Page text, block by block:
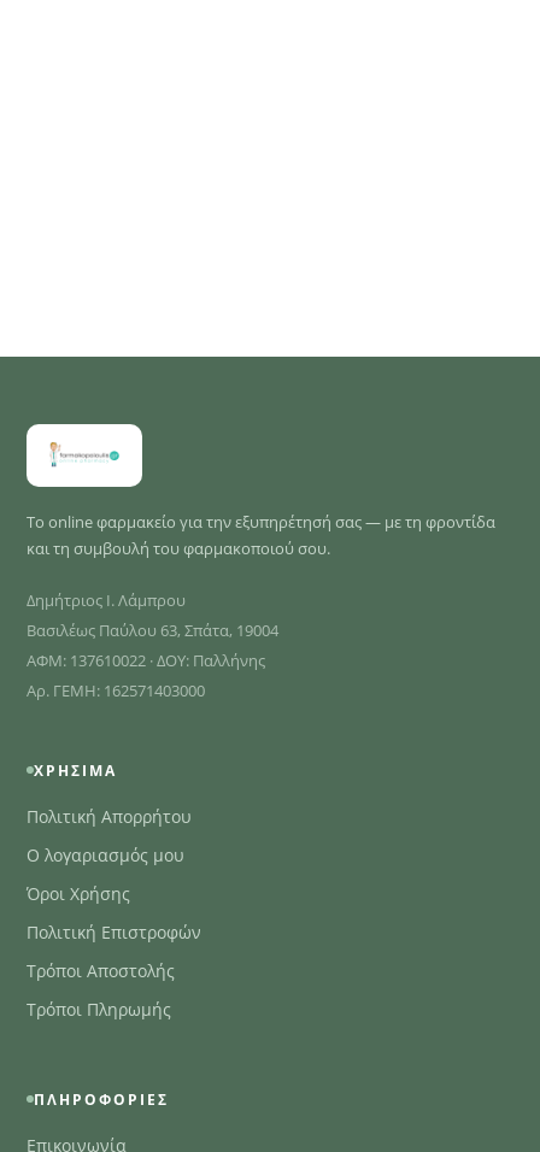
Το online φαρμακείο για την εξυπηρέτησή σας — με τη φροντίδα
και τη συμβουλή του φαρμακοποιού σου.
Δημήτριος Ι. Λάμπρου
Βασιλέως Παύλου 63, Σπάτα, 19004
ΑΦΜ: 137610022 · ΔΟΥ: Παλλήνης
Αρ. ΓΕΜΗ: 162571403000
ΧΡΉΣΙΜΑ
Πολιτική Απορρήτου
Ο λογαριασμός μου
Όροι Χρήσης
Πολιτική Επιστροφών
Τρόποι Αποστολής
Τρόποι Πληρωμής
ΠΛΗΡΟΦΟΡΊΕΣ
Επικοινωνία